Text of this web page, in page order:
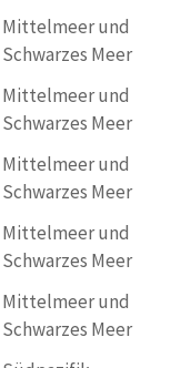
Mittelmeer und
Schwarzes Meer
Mittelmeer und
Schwarzes Meer
Mittelmeer und
Schwarzes Meer
Mittelmeer und
Schwarzes Meer
Mittelmeer und
Schwarzes Meer